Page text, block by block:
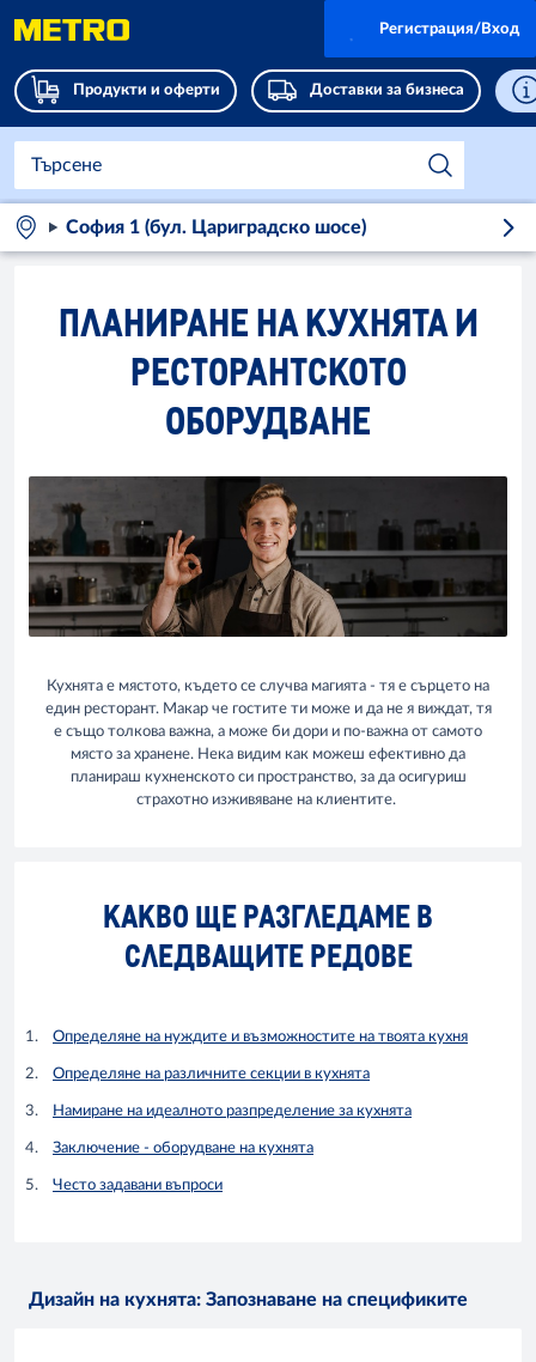
Продукти и оферти Доставки за бизнеса
Регистрация/Вход
София 1 (бул. Цариградско шосе)
ПЛАНИРАНЕ НА КУХНЯТА И
РЕСТОРАНТСКОТО
ОБОРУДВАНЕ
Кухнята е мястото, където се случва магията - тя е сърцето на
един ресторант. Макар че гостите ти може и да не я виждат, тя
е също толкова важна, а може би дори и по-важна от самото
място за хранене. Нека видим как можеш ефективно да
планираш кухненското си пространство, за да осигуриш
страхотно изживяване на клиентите.
КАКВО ЩЕ РАЗГЛЕДАМЕ В
СЛЕДВАЩИТЕ РЕДОВЕ
Определяне на нуждите и възможностите на твоята кухня
Определяне на различните секции в кухнята
Намиране на идеалното разпределение за кухнята
Заключение - оборудване на кухнята
Често задавани въпроси
Дизайн на кухнята: Запознаване на спецификите